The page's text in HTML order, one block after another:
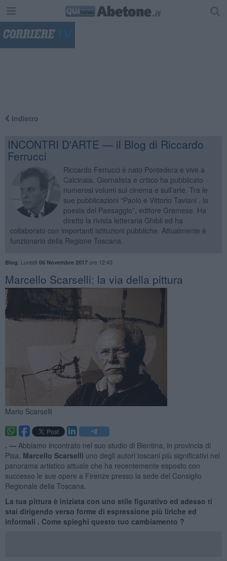
Indietro
INCONTRI D'ARTE — il Blog di Riccardo
Ferrucci
Riccardo Ferrucci è nato Pontedera e vive a
Calcinaia. Giornalista e critico ha pubblicato
numerosi volumi sul cinema e sull’arte. Tra le
sue pubblicazioni “Paolo e Vittorio Taviani , la
poesia del Paesaggio”, editore Gremese. Ha
diretto la rivista letteraria Ghibli ed ha
collaborato con importanti istituzioni pubbliche. Attualmente è
funzionario della Regione Toscana.
Blog Lunedì 06 Novembre 2017ore 12:43
​Marcello Scarselli: la via della pittura
Mario Scarselli
. — Abbiamo incontrato nel suo studio di Bientina, in provincia di
Pisa, Marcello Scarselli uno degli autori toscani più significativi nel
panorama artistico attuale che ha recentemente esposto con
successo le sue opere a Firenze presso la sede del Consiglio
Regionale della Toscana.
La tua pittura è iniziata con uno stile figurativo ed adesso ti
stai dirigendo verso forme di espressione più liriche ed
informali . Come spieghi questo tuo cambiamento ?